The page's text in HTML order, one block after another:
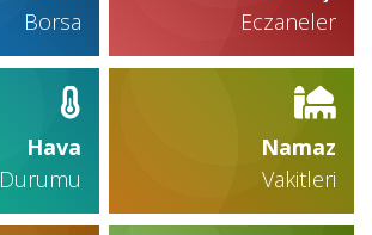
Borsa
Eczaneler
Hava
Durumu
Namaz
Vakitleri